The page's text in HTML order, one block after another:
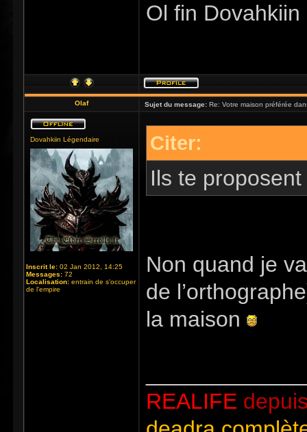
Ol fin
Olaf Sujet du message: Re: Votre maison préférée
Dovahkiin Légendaire
Inscrit le: 02 Jan 2012, 14:25
Messages: 72
Localisation: entrain de s'occuper
de l'empire
Citer:
Ils te
Non quand je
de
la maison
REALIFE